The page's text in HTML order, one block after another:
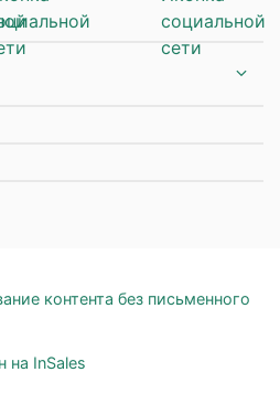
контента без письменного
на InSales